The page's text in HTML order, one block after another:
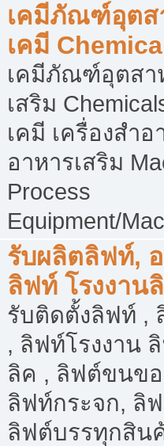
เคมีภัณฑ์อุตส
เคมี
เคมีภัณฑ์อุตสา
เสริม
เคมี เครื่องสำ
อาหารเสริม
Process
Equipment/
รับผลิตลิฟท์,
ลิฟท์ โรงงาน
รับติดตั้งลิฟท์ ,
, ลิฟท์โรงงาน
ลิค , ลิฟต์ขนข
ลิฟท์กระจก, ลิ
ลิฟต์บรรทุกสิน